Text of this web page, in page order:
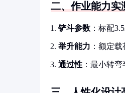
二、作业能力实
铲斗参数 ：标配
举升能力 ：额定
通过性 ：最小转